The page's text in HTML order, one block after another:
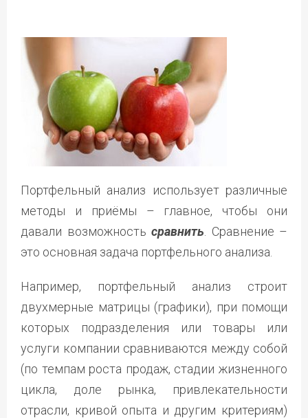
Портфельный анализ использует различные
методы и приёмы – главное, чтобы они
давали возможность сравнить . Сравнение –
это основная задача портфельного анализа.
Например, портфельный анализ строит
двухмерные матрицы (графики), при помощи
которых подразделения или товары или
услуги компании сравниваются между собой
(по темпам роста продаж, стадии жизненного
цикла, доле рынка, привлекательности
отрасли, кривой опыта и другим критериям)